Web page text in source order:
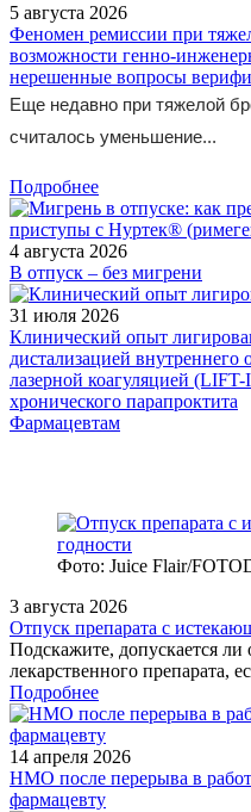
5 августа 2026
Феномен ремиссии при
возможности генно-
нерешенные вопросы
Еще недавно при тяжелой
считалось уменьшение...
Подробнее
4 августа 2026
В отпуск – без мигрени
31 июля 2026
Клинический опыт
дистализацией внутреннего
лазерной коагуляцией
хронического парапроктита
Фармацевтам
Фото: Juice Flair/
3 августа 2026
Отпуск препарата с
Подскажите, допускается ли
лекарственного препарата,
Подробнее
14 апреля 2026
НМО после перерыва в
фармацевту